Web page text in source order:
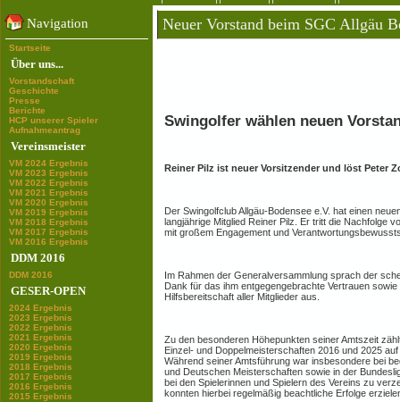
Navigation
Startseite
Über uns...
Vorstandschaft
Geschichte
Presse
Berichte
HCP unserer Spieler
Aufnahmeantrag
Vereinsmeister
VM 2024 Ergebnis
VM 2023 Ergebnis
VM 2022 Ergebnis
VM 2021 Ergebnis
VM 2020 Ergebnis
VM 2019 Ergebnis
VM 2018 Ergebnis
VM 2017 Ergebnis
VM 2016 Ergebnis
DDM 2016
DDM 2016
GESER-OPEN
2024 Ergebnis
2023 Ergebnis
2022 Ergebnis
2021 Ergebnis
2020 Ergebnis
2019 Ergebnis
2018 Ergebnis
2017 Ergebnis
2016 Ergebnis
2015 Ergebnis
Neuer Vorstand beim SGC Allgäu
Swingolfer wählen neuen
Reiner Pilz ist neuer Vorsitzender und löst Peter
Der Swingolfclub Allgäu-Bodensee e.V. hat einen
langjährige Mitglied Reiner Pilz. Er tritt die Nachfolge
mit großem Engagement und
Im Rahmen der Generalversammlung sprach der
Dank für das ihm entgegengebrachte Vertrauen
Hilfsbereitschaft aller Mitglieder aus.
Zu den besonderen Höhepunkten seiner Amtszeit
Einzel- und Doppelmeisterschaften 2016 und 2025
Während seiner Amtsführung war insbesondere bei
und Deutschen Meisterschaften sowie in der
bei den Spielerinnen und Spielern des Vereins zu
konnten hierbei regelmäßig beachtliche Erfolge